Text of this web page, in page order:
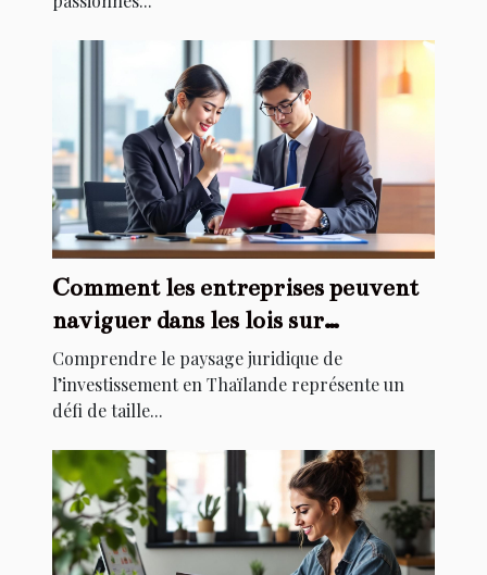
Comment les entreprises peuvent
naviguer dans les lois sur
l'investissement en Thaïlande ?
Comprendre le paysage juridique de
l’investissement en Thaïlande représente un
défi de taille...